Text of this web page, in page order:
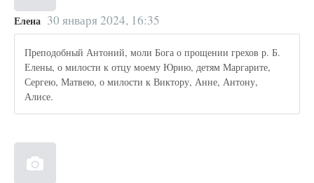
Елена 30 января 2024, 16:35
Преподобный Антоний, моли Бога о прощении грехов р. Б.
Елены, о милости к отцу моему Юрию, детям Маргарите,
Сергею, Матвею, о милости к Виктору, Анне, Антону,
Алисе.